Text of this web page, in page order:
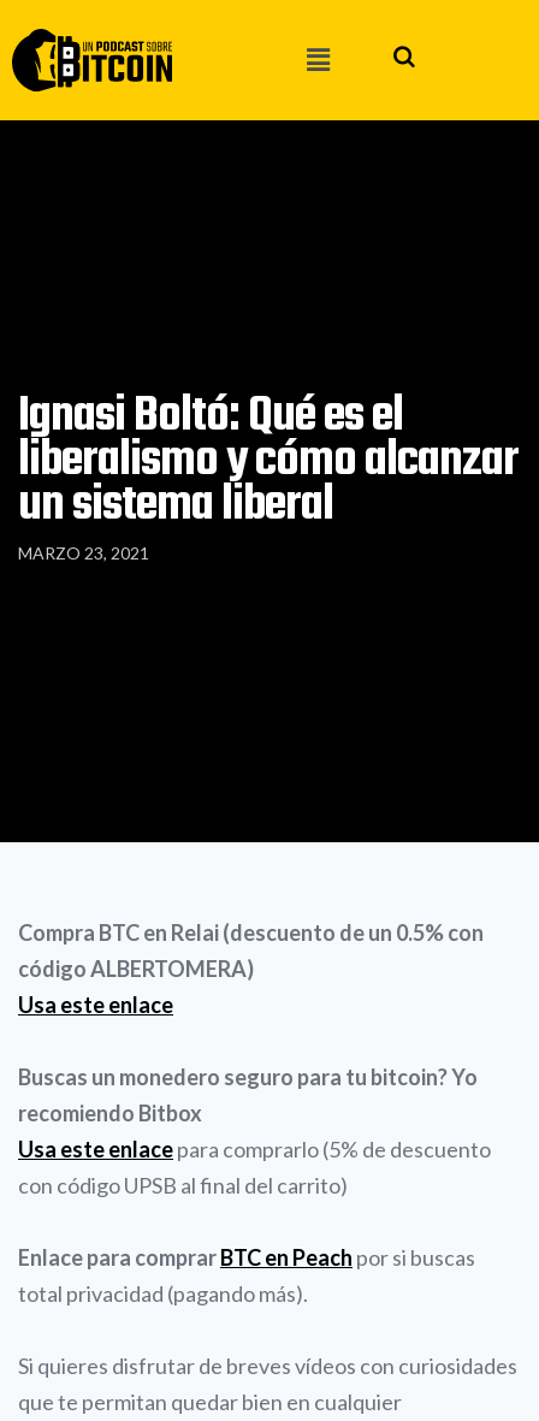
Ignasi Boltó: Qué es el
liberalismo y cómo alcanzar
un sistema liberal
MARZO 23, 2021
Compra BTC en Relai (descuento de un 0.5% con
código ALBERTOMERA)
Usa este enlace
Buscas un monedero seguro para tu bitcoin? Yo
recomiendo Bitbox
Usa este enlacepara comprarlo (5% de descuento
con código UPSB al final del carrito)
Enlace para comprarBTC en Peach por si buscas
total privacidad (pagando más).
Si quieres disfrutar de breves vídeos con curiosidades
que te permitan quedar bien en cualquier